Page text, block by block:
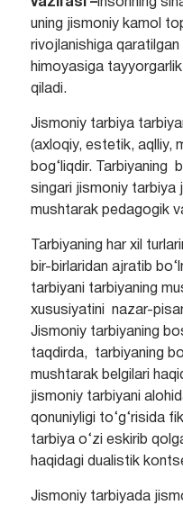
vazifasi –insonning
uning jismoniy kamol
rivojlanishiga
himoyasiga
qiladi.
Jismoniy tarbiya
(axloqiy, estetik, aqlliy,
bog‘liqdir. Tarbiyaning
singari jismoniy tarbiya
mushtarak pedagogik
Tarbiyaning har xil
bir-birlaridan ajratib
tarbiyani tarbiyaning
xususiyatini nazar-
Jismoniy tarbiyaning
taqdirda,
mushtarak belgilari
jismoniy tarbiyani
qonuniyligi to‘g‘risida
tarbiya o‘zi eskirib
haqidagi dualistik
Jismoniy tarbiyada